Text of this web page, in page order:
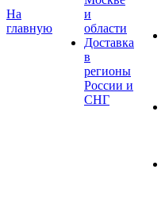
На
главную
и
области
Доставка
в
регионы
России и
СНГ